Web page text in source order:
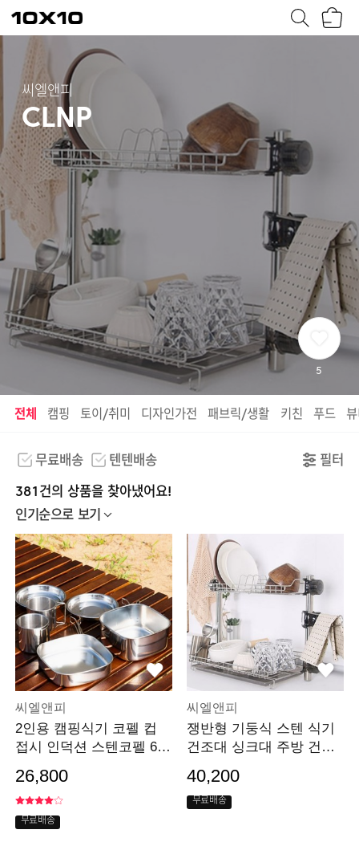
텐
바
씨엘앤피
CLNP
5
전체 캠핑 토이/취미 디자인가전 패브릭/생활 키친 푸드
무료배송 텐텐배송 필터
381건의 상품을 찾아냈어요!
인기순으로 보기
씨엘앤피
2인용 캠핑식기 코펠 컵
접시 인덕션 스텐코펠 6P
26,800
무료배송
씨엘앤피
쟁반형 기둥식 스텐 식기
건조대 싱크대 주방 건조
40,200
무료배송